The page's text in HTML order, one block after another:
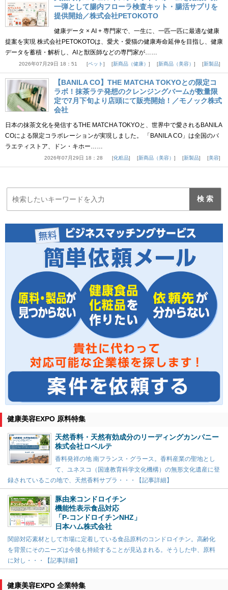
一弾として腸内フローラ検査キット・腸活サプリを
提供開始／株式会社PETOKOTO
健康データ × AI + 専門家で、一生に、一匹一匹に最適な健康
提案を実現 株式会社PETOKOTOは、愛犬・愛猫の健康寿命延伸を目指し、健康
データを蓄積・解析し、AIと獣医師などの専門家が……
2026年07月29日 18：51 ペット 新商品（健康） 新商品（美容） 新製品
【BANILA CO】THE MATCHA TOKYOとの限定コ
ラボ！抹茶ラテ発想のクレンジングバームが数量限
定で7月下旬より店頭にて販売開始！／モノック株式
会社
日本の抹茶文化を発信するTHE MATCHA TOKYOと、世界中で愛されるBANILA
COによる限定コラボレーションが実現しました。 「BANILA CO」は全国のバ
ラエティストア、ドン・キホー……
2026年07月29日 18：28 化粧品 新商品（美容） 新製品 美容
健康美容EXPO 原料特集
天然香料・天然有効成分のリーディングカンパニー
株式会社ロベルテ
香料発祥の地 南フランス・グラース。香料産業の聖地とし
て、ユネスコ（国連教育科学文化機構）の無形文化遺産に登
録されているこの地で、天然香料サプラ・・・【記事詳細】
豚由来コンドロイチン
機能性表示食品対応
「P-コンドロイチンNHZ」
日本ハム株式会社
関節対応素材として市場に定着している食品原料のコンドロイチン。高齢化
を背景にそのニーズは今後も持続することが見込まれる。そうした中、原料
に対し・・・【記事詳細】
健康美容EXPO 企業特集